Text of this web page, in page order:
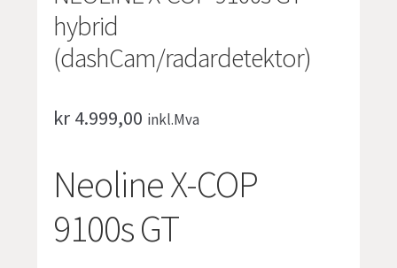
hybrid
(dashCam/radardetektor)
kr 4.999,00 inkl.Mva
Neoline X-COP
9100s GT